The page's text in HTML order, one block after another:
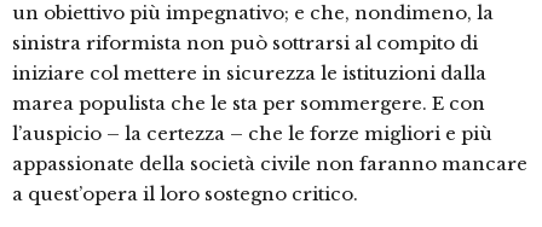
un obiettivo più impegnativo; e che, nondimeno, la
sinistra riformista non può sottrarsi al compito di
iniziare col mettere in sicurezza le istituzioni dalla
marea populista che le sta per sommergere. E con
l’auspicio – la certezza – che le forze migliori e più
appassionate della società civile non faranno mancare
a quest’opera il loro sostegno critico.